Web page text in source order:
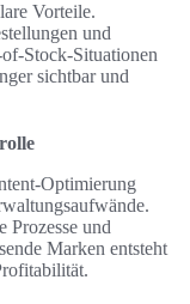
Vorteile.
und
Stock-Situationen
sichtbar und
Optimierung
Prozesse und
Marken entsteht